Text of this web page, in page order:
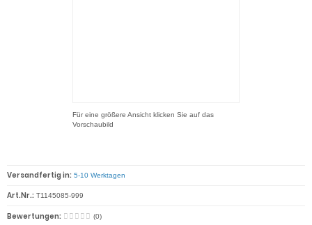
Für eine größere Ansicht klicken Sie auf das
Vorschaubild
Versandfertig in: 5-10 Werktagen
Art.Nr.: T1145085-999
Bewertungen: (0)